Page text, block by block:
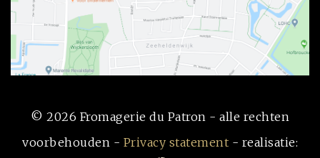
© 2026 Fromagerie du Patron - alle rechten
voorbehouden - Privacy statement - realisatie: